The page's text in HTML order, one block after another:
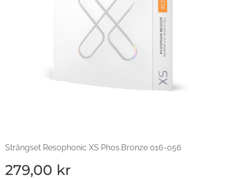
Strängset Resophonic XS Phos.Bronze 016-056
279,00 kr